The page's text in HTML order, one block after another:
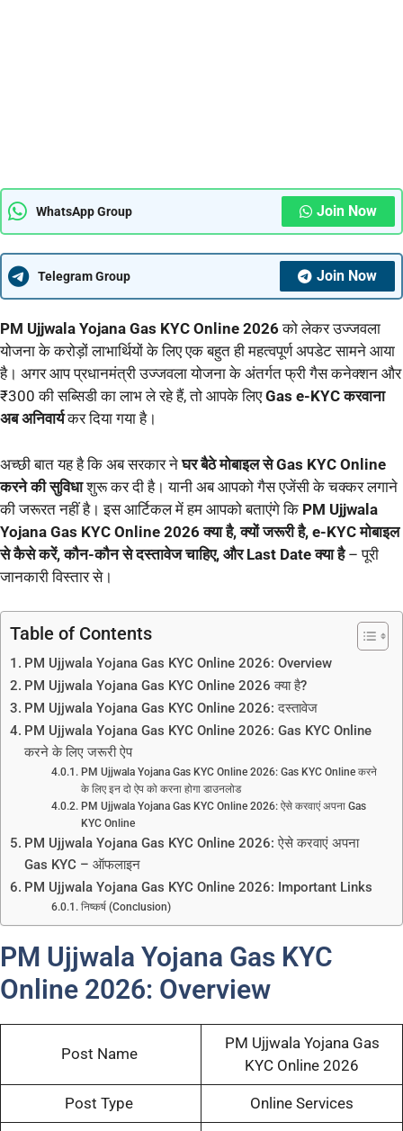
WhatsApp Group Join Now
Telegram Group Join Now
PM Ujjwala Yojana Gas KYC Online 2026को लेकर उज्जवला
योजना के करोड़ों लाभार्थियों के लिए एक बहुत ही महत्वपूर्ण अपडेट सामने आया
है। अगर आप प्रधानमंत्री उज्जवला योजना के अंतर्गत फ्री गैस कनेक्शन और
₹300 की सब्सिडी का लाभ ले रहे हैं, तो आपके लिएGas e-KYC करवाना
अब अनिवार्यकर दिया गया है।
अच्छी बात यह है कि अब सरकार नेघर बैठे मोबाइल से Gas KYC Online
करने की सुविधाशुरू कर दी है। यानी अब आपको गैस एजेंसी के चक्कर लगाने
की जरूरत नहीं है। इस आर्टिकल में हम आपको बताएंगे कि PM Ujjwala
Yojana Gas KYC Online 2026 क्या है, क्यों जरूरी है, e-KYC मोबाइल
से कैसे करें, कौन-कौन से दस्तावेज चाहिए, और Last Date क्या है– पूरी
जानकारी विस्तार से।
Table of Contents
PM Ujjwala Yojana Gas KYC Online 2026: Overview
PM Ujjwala Yojana Gas KYC Online 2026 क्या है?
PM Ujjwala Yojana Gas KYC Online 2026: दस्तावेज
PM Ujjwala Yojana Gas KYC Online 2026: Gas KYC Online
करने के लिए जरूरी ऐप
PM Ujjwala Yojana Gas KYC Online 2026: Gas KYC Online करने
के लिए इन दो ऐप को करना होगा डाउनलोड
PM Ujjwala Yojana Gas KYC Online 2026: ऐसे करवाएं अपना Gas
KYC Online
PM Ujjwala Yojana Gas KYC Online 2026: ऐसे करवाएं अपना
Gas KYC – ऑफलाइन
PM Ujjwala Yojana Gas KYC Online 2026: Important Links
निष्कर्ष (Conclusion)
PM Ujjwala Yojana Gas KYC
Online 2026: Overview
Post Name
PM Ujjwala Yojana Gas
KYC Online 2026
Post Type Online Services